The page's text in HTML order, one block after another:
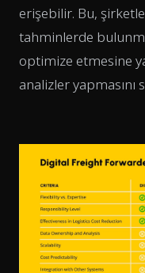
erişebilir. Bu,
tahminlerde
optimize etmesine
analizler yapmasını